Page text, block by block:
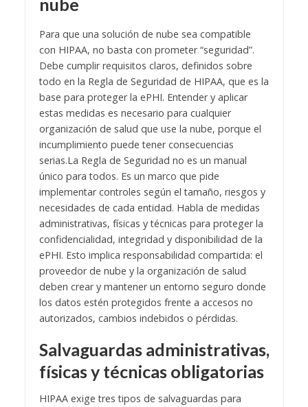
Para que una solución de nube sea compatible
con HIPAA, no basta con prometer “seguridad”.
Debe cumplir requisitos claros, definidos sobre
todo en la Regla de Seguridad de HIPAA, que es la
base para proteger la ePHI. Entender y aplicar
estas medidas es necesario para cualquier
organización de salud que use la nube, porque el
incumplimiento puede tener consecuencias
serias.La Regla de Seguridad no es un manual
único para todos. Es un marco que pide
implementar controles según el tamaño, riesgos y
necesidades de cada entidad. Habla de medidas
administrativas, físicas y técnicas para proteger la
confidencialidad, integridad y disponibilidad de la
ePHI. Esto implica responsabilidad compartida: el
proveedor de nube y la organización de salud
deben crear y mantener un entorno seguro donde
los datos estén protegidos frente a accesos no
autorizados, cambios indebidos o pérdidas.
Salvaguardas administrativas,
físicas y técnicas obligatorias
HIPAA exige tres tipos de salvaguardas para